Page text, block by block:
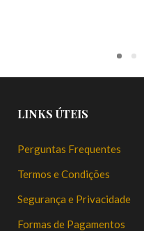
LINKS ÚTEIS
Perguntas Frequentes
Termos e Condições
Segurança e Privacidade
Formas de Pagamentos